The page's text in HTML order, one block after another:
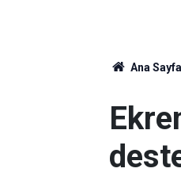
Ana Sayfa